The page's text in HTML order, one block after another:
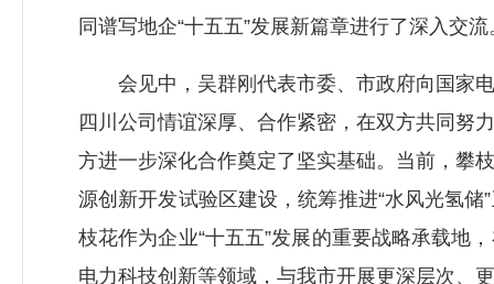
同谱写地企“十五五”发展新篇章进行了深入交流
会见中，吴群刚代表市委、市政府向国家电
四川公司情谊深厚、合作紧密，在双方共同努
方进一步深化合作奠定了坚实基础。当前，攀
源创新开发试验区建设，统筹推进“水风光氢
枝花作为企业“十五五”发展的重要战略承载地
电力科技创新等领域，与我市开展更深层次、